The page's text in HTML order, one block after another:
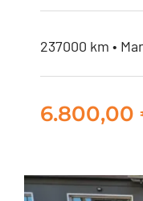
237000 km •
6.800,00